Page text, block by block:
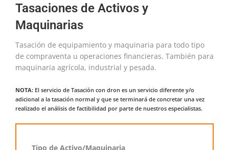
Tasaciones de Activos y
Maquinarias
Tasación de equipamiento y maquinaria para todo tipo
de compraventa u operaciones financieras. También para
maquinaria agrícola, industrial y pesada.
NOTA: El servicio de Tasación con dron es un servicio diferente y/o
adicional a la tasación normal y que se terminará de concretar una vez
realizado el análisis de factibilidad por parte de nuestros especialistas.
Tipo de Activo/Maquinaria
Tasaciones